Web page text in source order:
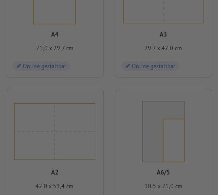
A4
21,0 x 29,7 cm
Online gestaltbar
A3
29,7 x 42,0 cm
Online gestaltbar
A2
42,0 x 59,4 cm
A6/5
10,5 x 21,0 cm